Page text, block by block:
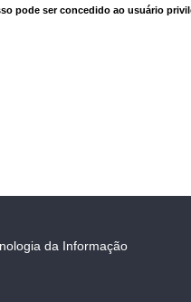
pode ser concedido ao usuário
da Informação